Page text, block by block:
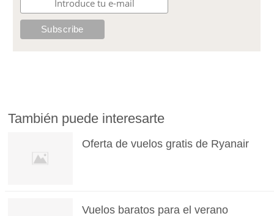
También puede interesarte
Oferta de vuelos gratis de Ryanair
Vuelos baratos para el verano